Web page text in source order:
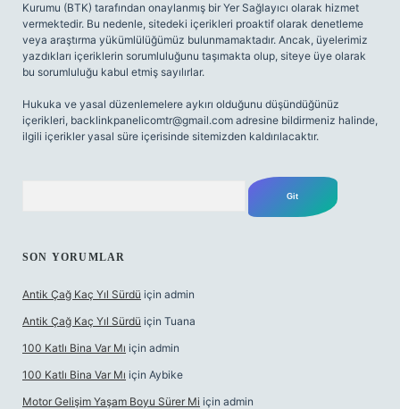
Kurumu (BTK) tarafından onaylanmış bir Yer Sağlayıcı olarak hizmet
vermektedir. Bu nedenle, sitedeki içerikleri proaktif olarak denetleme
veya araştırma yükümlülüğümüz bulunmamaktadır. Ancak, üyelerimiz
yazdıkları içeriklerin sorumluluğunu taşımakta olup, siteye üye olarak
bu sorumluluğu kabul etmiş sayılırlar.
Hukuka ve yasal düzenlemelere aykırı olduğunu düşündüğünüz
içerikleri, backlinkpanelicomtr@gmail.com adresine bildirmeniz halinde,
ilgili içerikler yasal süre içerisinde sitemizden kaldırılacaktır.
SON YORUMLAR
Antik Çağ Kaç Yıl Sürdü için admin
Antik Çağ Kaç Yıl Sürdü için Tuana
100 Katlı Bina Var Mı için admin
100 Katlı Bina Var Mı için Aybike
Motor Gelişim Yaşam Boyu Sürer Mi için admin